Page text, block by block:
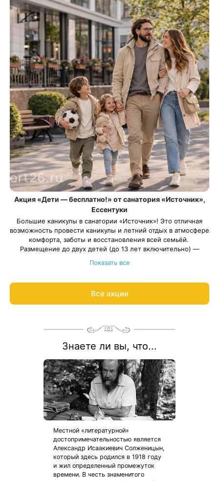
Акция «Дети — бесплатно!» от санатория «Источник»,
Ессентуки
Большие каникулы в санатории «Источник»! Это отличная
возможность провести каникулы и летний отдых в атмосфере
комфорта, заботы и восстановления всей семьёй.
Размещение до двух детей (до 13 лет включительно) —
Весь период проживания должен пройти в даты 1 мая — 31
акции:8 800 700-15-77
Показать все
Все акции
Знаете ли вы, что...
Местной «литературной»
достопримечательностью является
Александр Исаакиевич Солженицын,
который здесь родился в 1918 году
и жил определенный промежуток
времени. В честь знаменитого